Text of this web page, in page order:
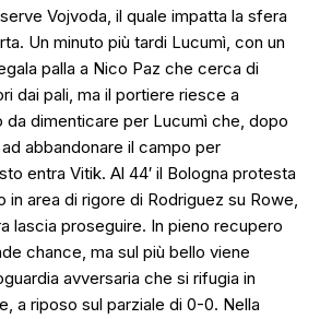
Vojvoda, il quale impatta la sfera
Un minuto più tardi Lucumì, con un
palla a Nico Paz che cerca di
dai pali, ma il portiere riesce a
da dimenticare per Lucumì che, dopo
abbandonare il campo per
entra Vitik. Al 44′ il Bologna protesta
in area di rigore di Rodriguez su Rowe,
lascia proseguire. In pieno recupero
chance, ma sul più bello viene
avversaria che si rifugia in
a riposo sul parziale di 0-0. Nella